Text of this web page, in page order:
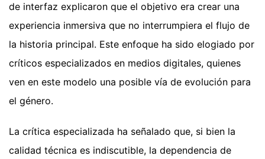
de interfaz explicaron que el objetivo era crear una
experiencia inmersiva que no interrumpiera el flujo de
la historia principal. Este enfoque ha sido elogiado por
críticos especializados en medios digitales, quienes
ven en este modelo una posible vía de evolución para
el género.
La crítica especializada ha señalado que, si bien la
calidad técnica es indiscutible, la dependencia de